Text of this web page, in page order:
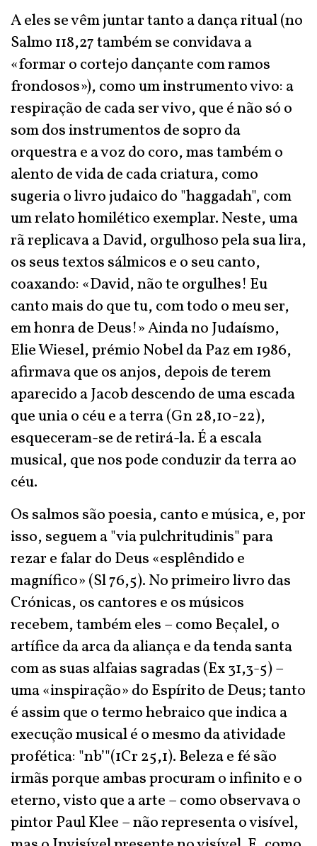
A eles se vêm juntar tanto a dança ritual (no
Salmo 118,27 também se convidava a
«formar o cortejo dançante com ramos
frondosos»), como um instrumento vivo: a
respiração de cada ser vivo, que é não só o
som dos instrumentos de sopro da
orquestra e a voz do coro, mas também o
alento de vida de cada criatura, como
sugeria o livro judaico do "haggadah", com
um relato homilético exemplar. Neste, uma
rã replicava a David, orgulhoso pela sua lira,
os seus textos sálmicos e o seu canto,
coaxando: «David, não te orgulhes! Eu
canto mais do que tu, com todo o meu ser,
em honra de Deus!» Ainda no Judaísmo,
Elie Wiesel, prémio Nobel da Paz em 1986,
afirmava que os anjos, depois de terem
aparecido a Jacob descendo de uma escada
que unia o céu e a terra (Gn 28,10-22),
esqueceram-se de retirá-la. É a escala
musical, que nos pode conduzir da terra ao
céu.
Os salmos são poesia, canto e música, e, por
isso, seguem a "via pulchritudinis" para
rezar e falar do Deus «esplêndido e
magnífico» (Sl 76,5). No primeiro livro das
Crónicas, os cantores e os músicos
recebem, também eles – como Beçalel, o
artífice da arca da aliança e da tenda santa
com as suas alfaias sagradas (Ex 31,3-5) –
uma «inspiração» do Espírito de Deus; tanto
é assim que o termo hebraico que indica a
execução musical é o mesmo da atividade
profética: "nb’"(1Cr 25,1). Beleza e fé são
irmãs porque ambas procuram o infinito e o
eterno, visto que a arte – como observava o
pintor Paul Klee – não representa o visível,